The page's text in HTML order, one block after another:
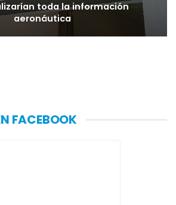
toda la información
aeronáutica
FACEBOOK